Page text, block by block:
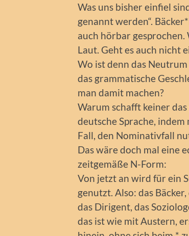
Was uns bisher einfiel
genannt werden“.
auch hörbar gesprochen.
Laut. Geht es auch nicht
Wo ist denn das
das grammatische
man damit machen?
Warum schafft keiner
deutsche Sprache,
Fall, den Nominativfall
Das wäre doch mal eine
zeitgemäße N-Form:
Von jetzt an wird für ein
genutzt. Also: das
das Dirigent, das
das ist wie mit Austern,